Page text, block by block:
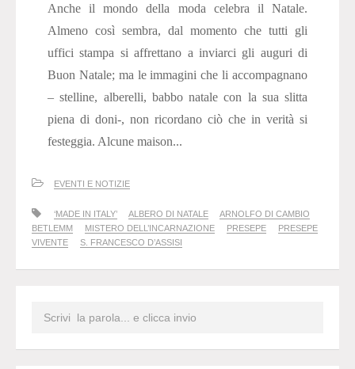
Anche il mondo della moda celebra il Natale.
Almeno così sembra, dal momento che tutti gli
uffici stampa si affrettano a inviarci gli auguri di
Buon Natale; ma le immagini che li accompagnano
– stelline, alberelli, babbo natale con la sua slitta
piena di doni-, non ricordano ciò che in verità si
festeggia. Alcune maison...
EVENTI E NOTIZIE
‘MADE IN ITALY’ ALBERO DI NATALE
ARNOLFO DI CAMBIO
BETLEMM
MISTERO DELL’INCARNAZIONE PRESEPE
PRESEPE
VIVENTE
S. FRANCESCO D’ASSISI